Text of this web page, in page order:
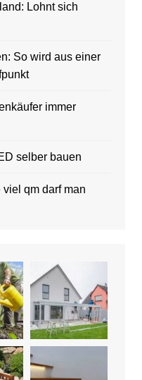
Lohnt sich
So wird aus einer
immer
selber bauen
qm darf man